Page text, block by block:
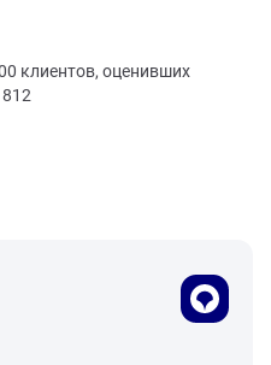
клиентов, оценивших